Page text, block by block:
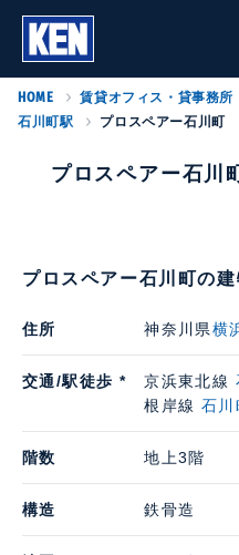
HOME 賃貸オフィス・貸事務所
石川町駅
プロスペアー石川町
プロスペアー石川
プロスペアー石川町の建
住所 神奈川県横
交通/駅徒歩 * 京浜東北線
根岸線 石川
階数 地上3階
構造 鉄骨造